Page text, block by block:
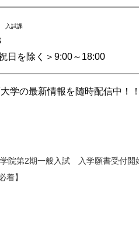
入試課
日を除く＞9:00～18:00
学の最新情報を随時配信中！
学院第2期一般入試 入学願書受付開
着】